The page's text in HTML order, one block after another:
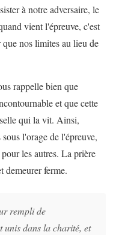
à notre adversaire, le
vient l'épreuve, c'est
nos limites au lieu de
rappelle bien que
et que cette
qui la vit. Ainsi,
l'orage de l'épreuve,
les autres. La prière
demeurer ferme.
rempli de
unis dans la charité, et